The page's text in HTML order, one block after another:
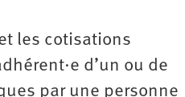
les cotisations
d’un ou de
par une personne